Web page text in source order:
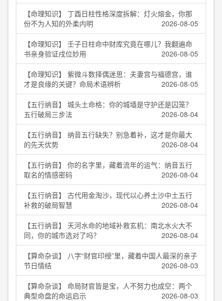
【命理知识】 丁酉日柱性格深度拆解：灯火熔金，你那
份不为人知的外柔内明
2026-08-05
【命理知识】 壬子日柱命中财库究竟在哪儿？我翻遍命
书亲身验证戌位妙用
2026-08-05
【命理知识】 紫微斗数择偶迷思：夫妻宫与福德宫，谁
才是良缘的关键？命局术语辨析
2026-08-05
【五行纳音】 城头土命格：你的城墙是守护还是囚笼？
五行破局三步法
2026-08-04
【五行纳音】 纳音五行缺失？别急着补，这才是你最大
的先天优势
2026-08-04
【五行纳音】 你的名字里，藏着流年的运气：纳音五行
取名的情感密码
2026-08-04
【五行纳音】 古代用金淘沙，现代以心养土沙中土五行
补救的破局智慧
2026-08-04
【五行纳音】 天河水命的地域补救玄机：南北水火大不
同，你的城市选对了吗？
2026-08-04
【算命杂谈】 八字“财官印绶”里，藏着中国人最深的亲子
节日情结
2026-08-03
【算命杂谈】 命局财官皆是宝，人不努力也成空：两个
典型命盘的命运启示
2026-08-03